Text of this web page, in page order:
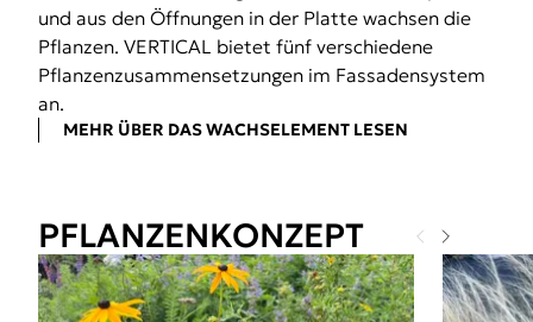
und aus den Öffnungen in der Platte wachsen die
Pflanzen. VERTICAL bietet fünf verschiedene
Pflanzenzusammensetzungen im Fassadensystem
an.
MEHR ÜBER DAS WACHSELEMENT LESEN
PFLANZENKONZEPT